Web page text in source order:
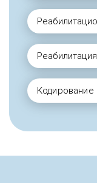
Кодирование